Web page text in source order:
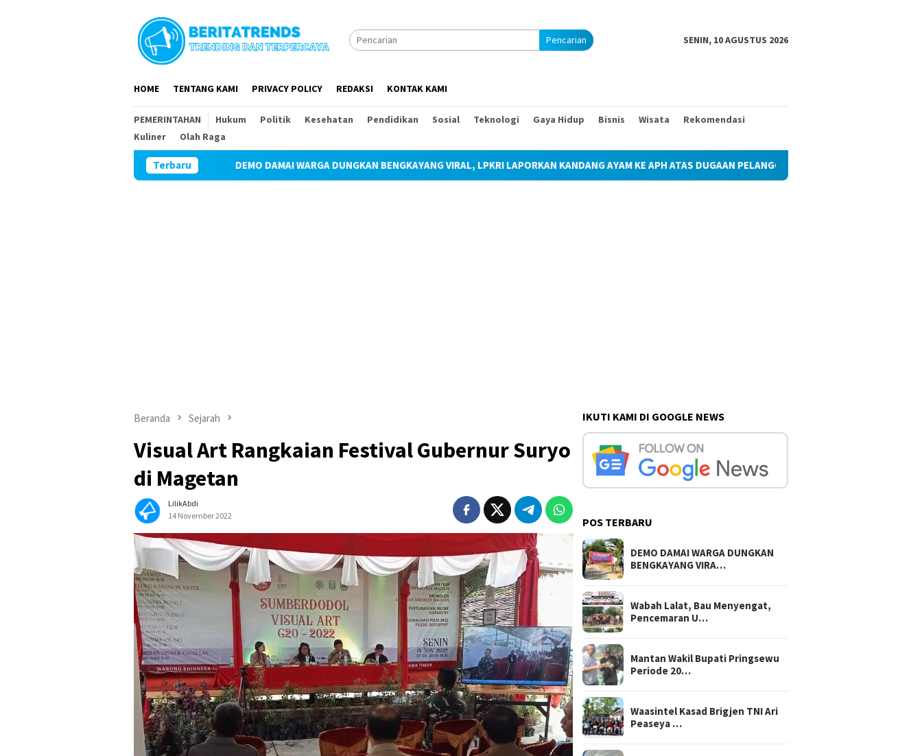
Pencarian SENIN, 10 AGUSTUS 2026
HOME TENTANG KAMI PRIVACY POLICY REDAKSI KONTAK KAMI
PEMERINTAHAN Hukum Politik Kesehatan Pendidikan Sosial Teknologi Gaya Hidup Bisnis Wisata
Rekomendasi
Kuliner
Olah Raga
Terbaru
DEMO DAMAI WARGA DUNGKAN BENGKAYANG VIRAL, LPKRI LAPORKAN KANDANG AYAM KE APH ATAS DUGAAN PELANGGARAN UU LINGKUNGAN & HAK KESEHATAN
Beranda Sejarah
Visual Art Rangkaian Festival Gubernur Suryo
di Magetan
LilikAbdi
14 November 2022
IKUTI KAMI DI GOOGLE NEWS
POS TERBARU
DEMO DAMAI WARGA DUNGKAN
BENGKAYANG VIRA…
Wabah Lalat, Bau Menyengat,
Pencemaran U…
Mantan Wakil Bupati Pringsewu
Periode 20…
Waasintel Kasad Brigjen TNI Ari
Peaseya …